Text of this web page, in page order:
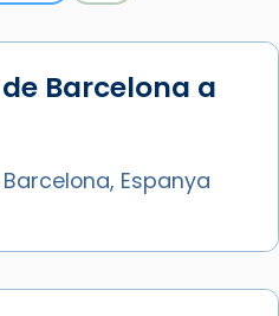
Barcelona a
Espanya